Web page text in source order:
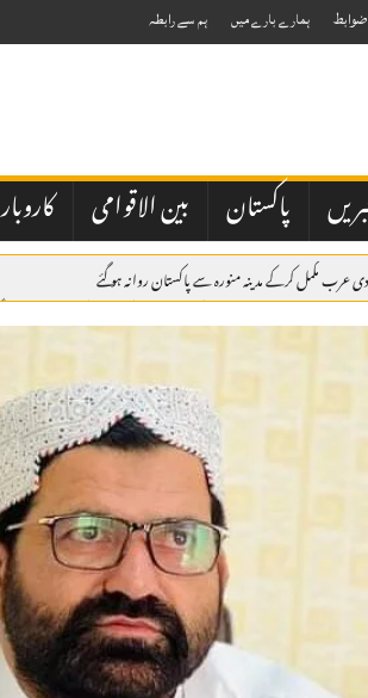
ضوابط ہمارے بارے میں ہم سے رابطہ
پاکستان بین الاقوامی کاروبار
عرب مکمل کرکے مدینہ منورہ سے پاکستان روانہ ہو گئے
لوک ورثہ میں 59 ملازمین کو 53 لاکھ روپے کے کیش ایڈوانس کا انکشاف، قانونی منظوری نہ ہونے کا اعتراف
کی بطور خاکروب تعیناتی، حاضری اور بھرتی کے نظام پر سوالات اٹھ گئے